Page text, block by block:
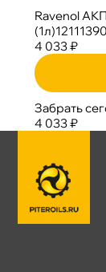
Ravenol
4 033 ₽
Забрать
4 033 ₽